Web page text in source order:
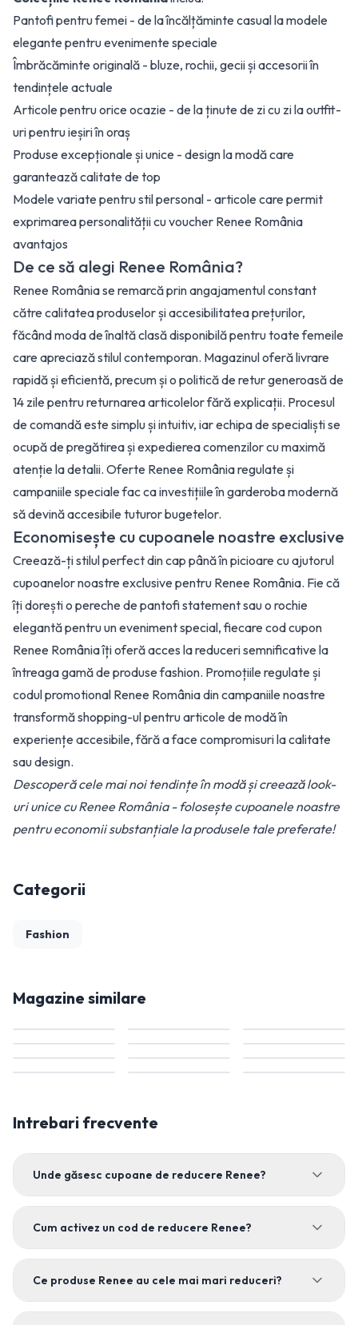
Pantofi pentru femei - de la încălțăminte casual la modele
elegante pentru evenimente speciale
Îmbrăcăminte originală - bluze, rochii, gecii și accesorii în
tendințele actuale
Articole pentru orice ocazie - de la ținute de zi cu zi la outfit-
uri pentru ieșiri în oraș
Produse excepționale și unice - design la modă care
garantează calitate de top
Modele variate pentru stil personal - articole care permit
exprimarea personalității cu voucher Renee România
avantajos
De ce să alegi Renee România?
Renee România se remarcă prin angajamentul constant
către calitatea produselor și accesibilitatea prețurilor,
făcând moda de înaltă clasă disponibilă pentru toate femeile
care apreciază stilul contemporan. Magazinul oferă livrare
rapidă și eficientă, precum și o politică de retur generoasă de
14 zile pentru returnarea articolelor fără explicații. Procesul
de comandă este simplu și intuitiv, iar echipa de specialiști se
ocupă de pregătirea și expedierea comenzilor cu maximă
atenție la detalii. Oferte Renee România regulate și
campaniile speciale fac ca investițiile în garderoba modernă
să devină accesibile tuturor bugetelor.
Economisește cu cupoanele noastre exclusive
Creează-ți stilul perfect din cap până în picioare cu ajutorul
cupoanelor noastre exclusive pentru Renee România. Fie că
îți dorești o pereche de pantofi statement sau o rochie
elegantă pentru un eveniment special, fiecare cod cupon
Renee România îți oferă acces la reduceri semnificative la
întreaga gamă de produse fashion. Promoțiile regulate și
codul promotional Renee România din campaniile noastre
transformă shopping-ul pentru articole de modă în
experiențe accesibile, fără a face compromisuri la calitate
sau design.
Descoperă cele mai noi tendințe în modă și creează look-
uri unice cu Renee România - folosește cupoanele noastre
pentru economii substanțiale la produsele tale preferate!
Categorii
Fashion
Magazine similare
Intrebari frecvente
Unde găsesc cupoane de reducere Renee?
Cum activez un cod de reducere Renee?
Ce produse Renee au cele mai mari reduceri?